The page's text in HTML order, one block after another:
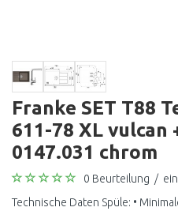
Franke SET T88
611-78 XL vulcan
0147.031 chrom
0 Beurteilung /
Technische Daten Spüle: •